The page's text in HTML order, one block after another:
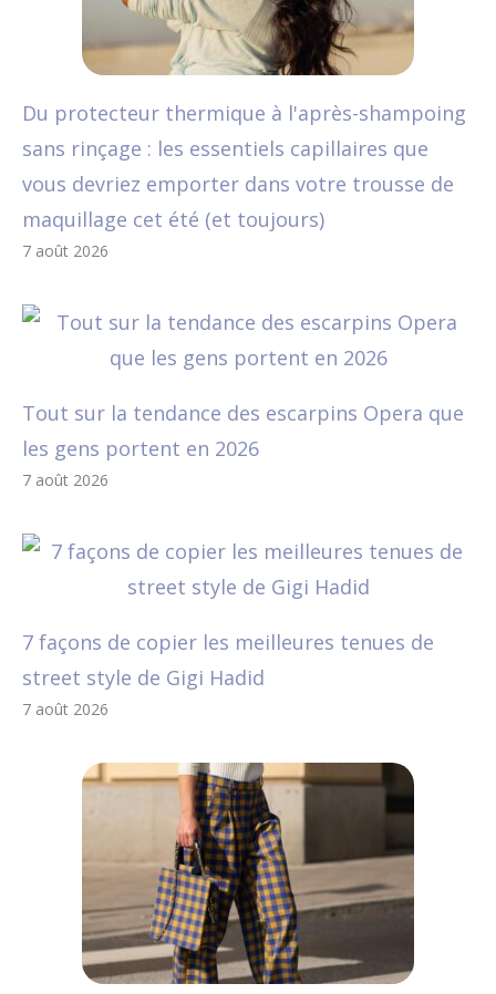
Du protecteur thermique à l'après-shampoing
sans rinçage : les essentiels capillaires que
vous devriez emporter dans votre trousse de
maquillage cet été (et toujours)
7 août 2026
Tout sur la tendance des escarpins Opera que
les gens portent en 2026
7 août 2026
7 façons de copier les meilleures tenues de
street style de Gigi Hadid
7 août 2026